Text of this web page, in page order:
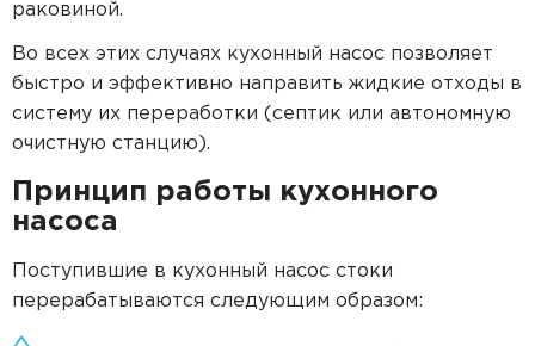
раковиной.
Во всех этих случаях кухонный насос позволяет
быстро и эффективно направить жидкие отходы в
систему их переработки (септик или автономную
очистную станцию).
Принцип работы кухонного
насоса
Поступившие в кухонный насос стоки
перерабатываются следующим образом: